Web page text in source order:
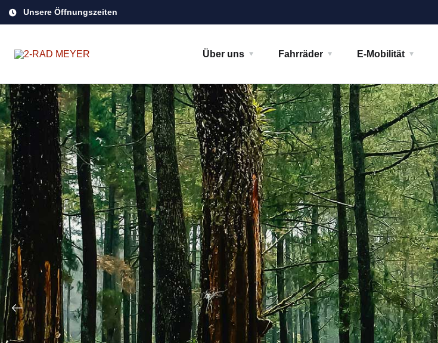
Unsere Öffnungszeiten
Über uns Fahrräder E-Mobilität